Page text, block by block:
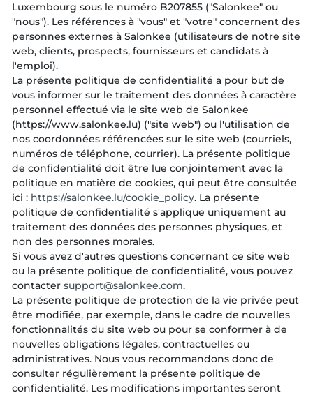
Luxembourg sous le numéro B207855 ("Salonkee" ou
"nous"). Les références à "vous" et "votre" concernent des
personnes externes à Salonkee (utilisateurs de notre site
web, clients, prospects, fournisseurs et candidats à
l'emploi).
La présente politique de confidentialité a pour but de
vous informer sur le traitement des données à caractère
personnel effectué via le site web de Salonkee
(https://www.salonkee.lu) ("site web") ou l'utilisation de
nos coordonnées référencées sur le site web (courriels,
numéros de téléphone, courrier). La présente politique
de confidentialité doit être lue conjointement avec la
politique en matière de cookies, qui peut être consultée
ici : https://salonkee.lu/cookie_policy. La présente
politique de confidentialité s'applique uniquement au
traitement des données des personnes physiques, et
non des personnes morales.
Si vous avez d'autres questions concernant ce site web
ou la présente politique de confidentialité, vous pouvez
contacter
.
La présente politique de protection de la vie privée peut
être modifiée, par exemple, dans le cadre de nouvelles
fonctionnalités du site web ou pour se conformer à de
nouvelles obligations légales, contractuelles ou
administratives. Nous vous recommandons donc de
consulter régulièrement la présente politique de
confidentialité. Les modifications importantes seront